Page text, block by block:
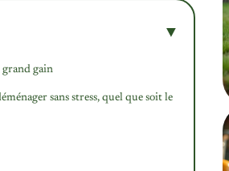
grand gain
sans stress, quel que soit le